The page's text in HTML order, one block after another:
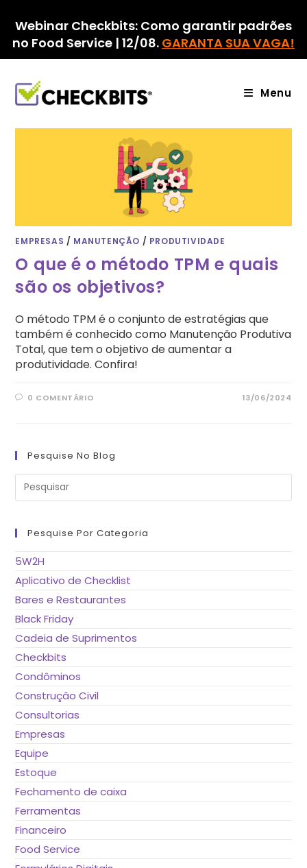
para
conteúdo
Webinar Checkbits: Como garantir padrões
no Food Service | 12/08. GARANTA SUA VAGA!
Menu
EMPRESAS / MANUTENÇÃO / PRODUTIVIDADE
O que é o método TPM e quais
são os objetivos?
O método TPM é o conjunto de estratégias que
também é conhecido como Manutenção Produtiva
Total, que tem o objetivo de aumentar a
produtividade. Confira!
0 COMENTÁRIO 13/06/2024
Pesquise No Blog
Pesquise Por Categoria
5W2H
Aplicativo de Checklist
Bares e Restaurantes
Black Friday
Cadeia de Suprimentos
Checkbits
Condôminos
Construção Civil
Consultorias
Empresas
Equipe
Estoque
Fechamento de caixa
Ferramentas
Financeiro
Food Service